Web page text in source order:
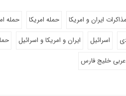
مذاکرات ایران و امریکا حمله امریکا حمله
اسرائیل ایران و امریکا و اسرائیل
خلیج فارس